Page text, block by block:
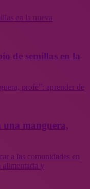
en la nueva
de semillas en la
profe”: aprender de
una manguera,
a las comunidades en
alimentaria y